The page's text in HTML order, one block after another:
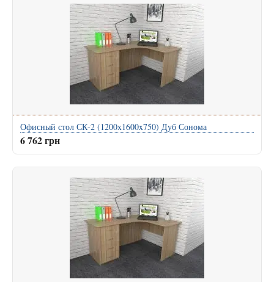
Офисный стол СК-2 (1200x1600x750) Дуб Сонома
6 762 грн